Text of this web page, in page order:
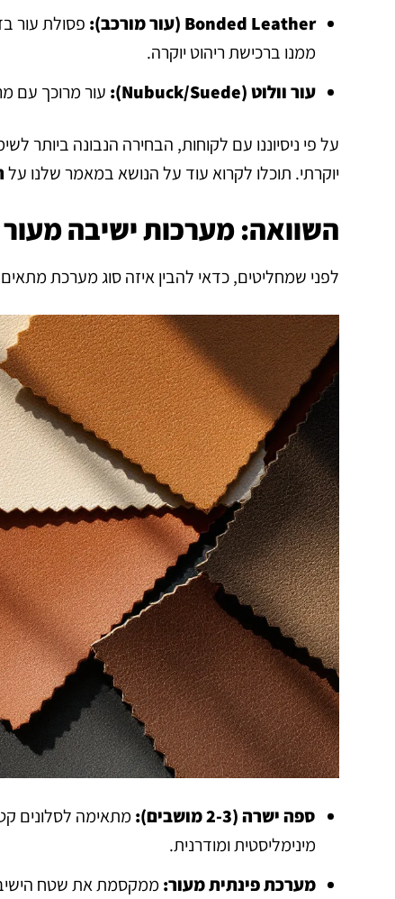
Bonded Leather (עור מורכב):
פסולת עור
ממנו ברכישת ריהוט יוקרה.
עור וולוט (Nubuck/Suede):
עור מרוכך עם
יוקרתי. תוכלו לקרוא עוד על הנושא במאמר שלנו על
השוואה: מערכות ישיבה מעור
לפני שמחליטים, כדאי להבין איזה סוג מערכת
ספה ישרה (2-3 מושבים):
מתאימה לסלונים
מינימליסטית ומודרנית.
מערכת פינתית מעור: